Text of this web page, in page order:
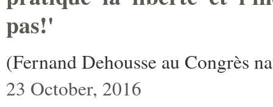
pas!'
(Fernand Dehousse au Congrès
23 October, 2016